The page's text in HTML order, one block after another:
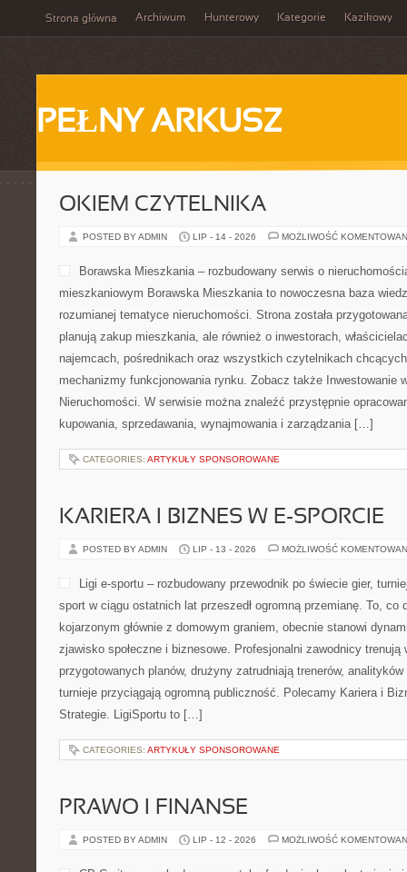
Strona główna Archiwum Hunterowy Kategorie Kazikowy
PEŁNY ARKUSZ
OKIEM CZYTELNIKA
POSTED BY ADMIN LIP - 14 - 2026 MOŻLIWOŚĆ
Borawska Mieszkania – rozbudowany serwis o
mieszkaniowym Borawska Mieszkania to nowoczesna baza
rozumianej tematyce nieruchomości. Strona została
planują zakup mieszkania, ale również o inwestorach,
najemcach, pośrednikach oraz wszystkich czytelnikach
mechanizmy funkcjonowania rynku. Zobacz także Inwestowanie
Nieruchomości. W serwisie można znaleźć przystępnie
kupowania, sprzedawania, wynajmowania i zarządzania […]
CATEGORIES: ARTYKUŁY SPONSOROWANE
KARIERA I BIZNES W E-SPORCIE
POSTED BY ADMIN LIP - 13 - 2026 MOŻLIWOŚĆ
Ligi e-sportu – rozbudowany przewodnik po świecie gier,
sport w ciągu ostatnich lat przeszedł ogromną przemianę. To, co
kojarzonym głównie z domowym graniem, obecnie stanowi
zjawisko społeczne i biznesowe. Profesjonalni zawodnicy trenują
przygotowanych planów, drużyny zatrudniają trenerów,
turnieje przyciągają ogromną publiczność. Polecamy Kariera i
Strategie. LigiSportu to […]
CATEGORIES: ARTYKUŁY SPONSOROWANE
PRAWO I FINANSE
POSTED BY ADMIN LIP - 12 - 2026 MOŻLIWOŚĆ